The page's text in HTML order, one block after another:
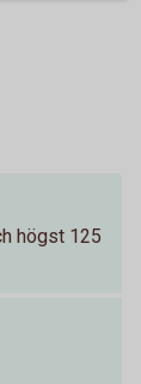
högst 125